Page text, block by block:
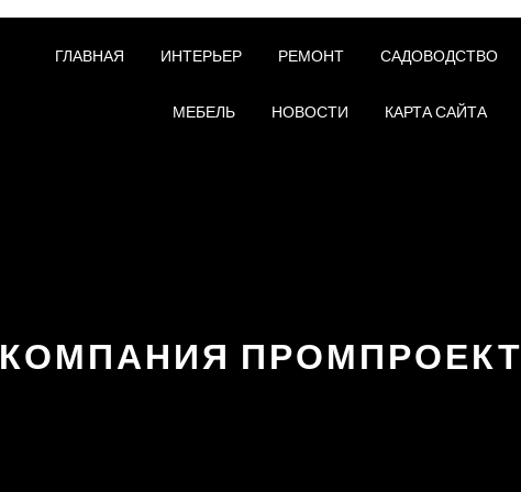
ГЛАВНАЯ ИНТЕРЬЕР РЕМОНТ САДОВОДСТВО
МЕБЕЛЬ НОВОСТИ КАРТА САЙТА
КОМПАНИЯ ПРОМПРОЕКТ